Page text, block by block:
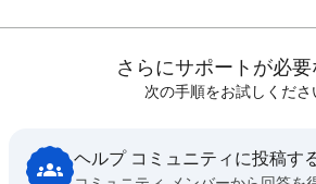
さらにサポートが必
次の手順をお試しくださ
ヘルプ コミュニティに投稿す